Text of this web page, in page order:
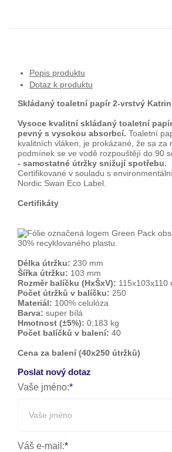
Popis produktu
Dotaz k produktu
Skládaný toaletní papír 2-vrstvý Katrin
Vysoce kvalitní skládaný toaletní
pevný s vysokou absorbcí. Toaletní
kvalitních vláken, je prokázané, že sa za
podmínek se ve vodě rozpouštějí do 90
- samostatné útržky snižují spotřebu.
Certifikované v souladu s
Nordic Swan Eco Label.
Certifikáty
Délka útržku: 230 mm
Šířka útržku: 103 mm
Rozměr balíčku (HxŠxV): 115x103x110
Počet útržků v balíčku: 250
Materiál: 100% celulóza
Barva: super bílá
Hmotnost (±5%): 0,183 kg
Počet balíčků v balení: 40
Cena za balení (40x250 útržků)
Poslat nový dotaz
Vaše jméno:
Váš e-mail: